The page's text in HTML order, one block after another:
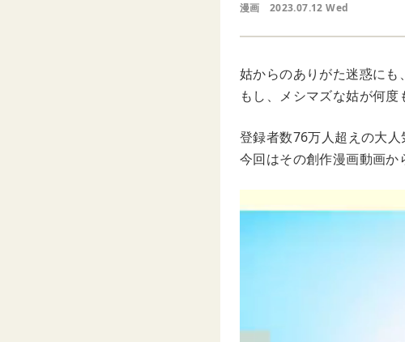
漫画 2023.07.12 Wed
姑からのありがた迷惑にも
もし、メシマズな姑が何
登録者数76万人超えの大
今回はその創作漫画動画か